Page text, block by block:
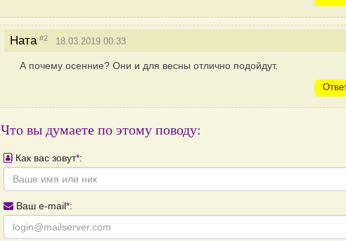
Ната #2 18.03.2019 00:33
А почему осенние? Они и для весны отлично подойдут.
Что вы думаете по этому поводу:
Как вас зовут*:
Ваш e-mail*: